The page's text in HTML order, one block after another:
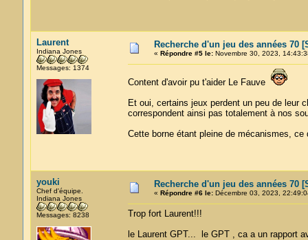
Laurent
Indiana Jones
Messages: 1374
Recherche d'un jeu des années 70
« Répondre #5 le:Novembre 30, 2023,
Content d'avoir pu t'aider Le Fauve
Et oui, certains jeux perdent un peu de leur
correspondent ainsi pas totalement à nos
Cette borne étant pleine de mécanismes,
youki
Chef d'équipe.
Indiana Jones
Messages: 8238
Recherche d'un jeu des années 70
« Répondre #6 le:Décembre 03, 2023,
Trop fort Laurent!!!
le Laurent GPT... le GPT , ca a un rapport